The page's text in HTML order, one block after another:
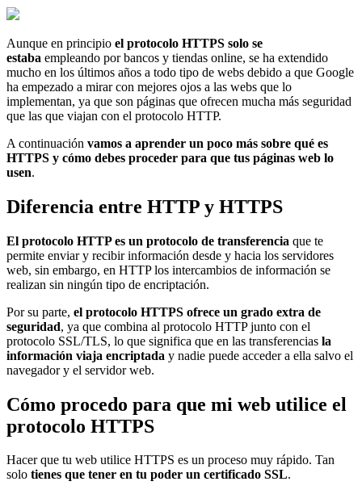
Aunque en principio el protocolo HTTPS solo se
estaba empleando por bancos y tiendas online, se ha extendido
mucho en los últimos años a todo tipo de webs debido a que Google
ha empezado a mirar con mejores ojos a las webs que lo
implementan, ya que son páginas que ofrecen mucha más seguridad
que las que viajan con el protocolo HTTP.
A continuación vamos a aprender un poco más sobre qué es
HTTPS y cómo debes proceder para que tus páginas web lo
usen.
Diferencia entre HTTP y HTTPS
El protocolo HTTP es un protocolo de transferencia que te
permite enviar y recibir información desde y hacia los servidores
web, sin embargo, en HTTP los intercambios de información se
realizan sin ningún tipo de encriptación.
Por su parte, el protocolo HTTPS ofrece un grado extra de
seguridad, ya que combina al protocolo HTTP junto con el
protocolo SSL/TLS, lo que significa que en las transferencias la
información viaja encriptada y nadie puede acceder a ella salvo el
navegador y el servidor web.
Cómo procedo para que mi web utilice el
protocolo HTTPS
Hacer que tu web utilice HTTPS es un proceso muy rápido. Tan
solo tienes que tener en tu poder un certificado SSL.